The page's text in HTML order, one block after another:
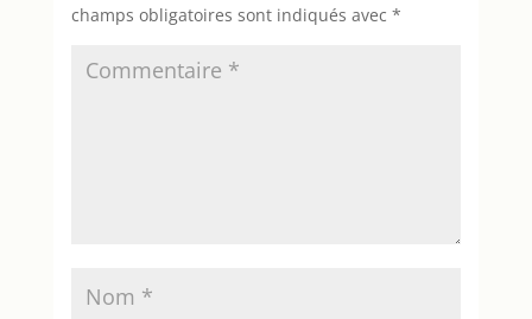
champs obligatoires sont indiqués avec *